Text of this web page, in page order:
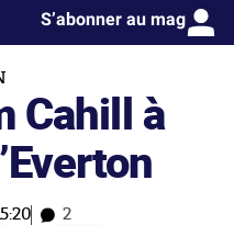
S’abonner au mag
Cahill à
2